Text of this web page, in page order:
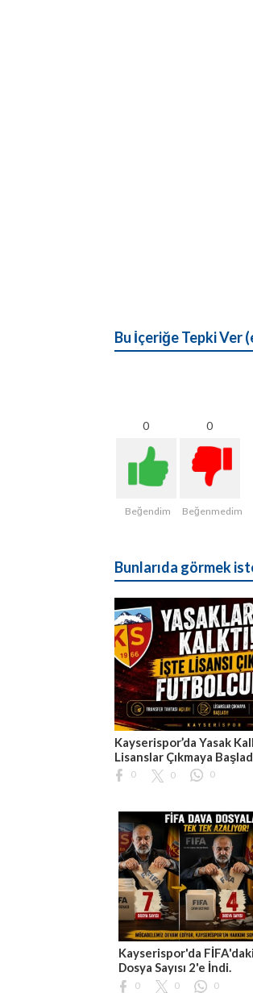
Bu İçeriğe Tepki Ver
0
Beğendim
0
Beğenmedim
Bunlarıda görmek
Kayserispor’da Yasak
Lisanslar Çıkmaya
0 0 0
Kayserispor'da
Dosya Sayısı 2'e İndi.
0 0 0